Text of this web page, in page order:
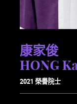
康家俊
HONG
2021 榮譽院士